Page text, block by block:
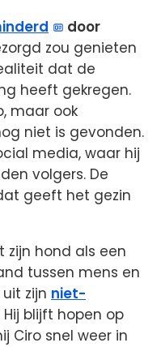
door
zou genieten
dat de
heeft gekregen.
maar ook
niet is gevonden.
media, waar hij
volgers. De
geeft het gezin
zijn hond als een
tussen mens en
zijn niet-
blijft hopen op
Ciro snel weer in